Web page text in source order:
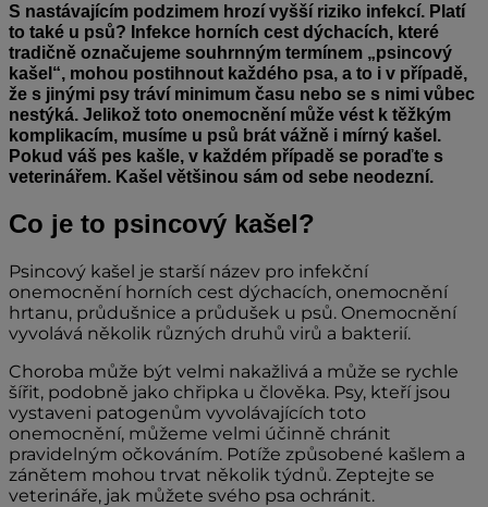
S nastávajícím podzimem hrozí vyšší riziko infekcí. Platí
to také u psů? Infekce horních cest dýchacích, které
tradičně označujeme souhrnným termínem „psincový
kašel“, mohou postihnout každého psa, a to i v případě,
že s jinými psy tráví minimum času nebo se s nimi vůbec
nestýká. Jelikož toto onemocnění může vést k těžkým
komplikacím, musíme u psů brát vážně i mírný kašel.
Pokud váš pes kašle, v každém případě se poraďte s
veterinářem. Kašel většinou sám od sebe neodezní.
Co je to psincový kašel?
Psincový kašel je starší název pro infekční
onemocnění horních cest dýchacích, onemocnění
hrtanu, průdušnice a průdušek u psů. Onemocnění
vyvolává několik různých druhů virů a bakterií.
Choroba může být velmi nakažlivá a může se rychle
šířit, podobně jako chřipka u člověka. Psy, kteří jsou
vystaveni patogenům vyvolávajících toto
onemocnění, můžeme velmi účinně chránit
pravidelným očkováním. Potíže způsobené kašlem a
zánětem mohou trvat několik týdnů. Zeptejte se
veterináře, jak můžete svého psa ochránit.